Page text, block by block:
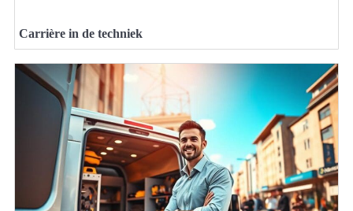
Carrière in de techniek